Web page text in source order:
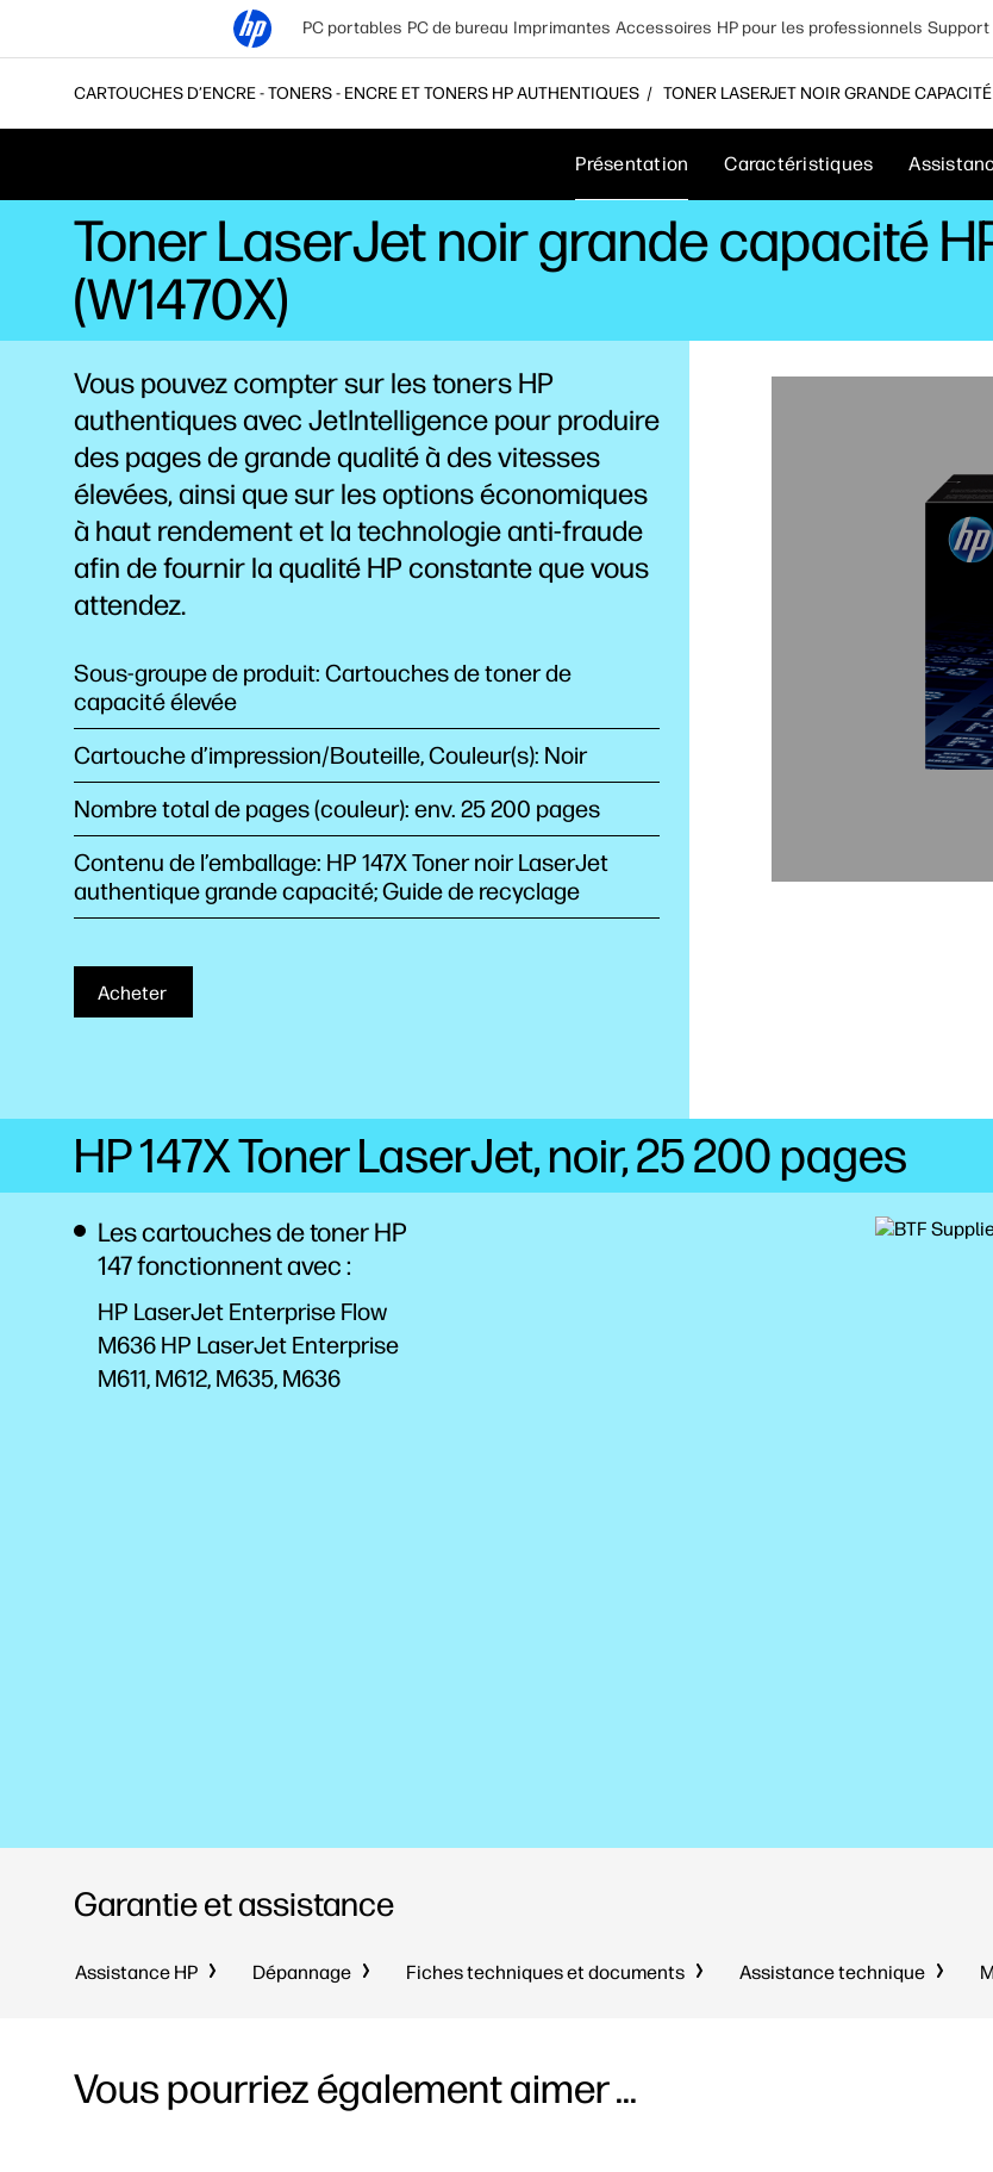
PC portables PC de bureau Imprimantes Accessoires HP pour les professionnels Support
CARTOUCHES D’ENCRE - TONERS - ENCRE ET TONERS HP AUTHENTIQUES TONER LASERJET NOIR GRANDE
Présentation Caractéristiques
Toner LaserJet noir grande capacité
(W1470X)
Vous pouvez compter sur les toners HP
authentiques avec JetIntelligence pour produire
des pages de grande qualité à des vitesses
élevées, ainsi que sur les options économiques
à haut rendementet la technologie anti-fraude
afin de fournir la qualité HP constante que vous
attendez.
Sous-groupe de produit: Cartouches de toner de
capacité élevée
Cartouche d’impression/Bouteille, Couleur(s): Noir
Nombre total de pages (couleur): env. 25 200 pages
Contenu de l’emballage: HP 147X Toner noir LaserJet
authentique grande capacité; Guide de recyclage
Acheter
HP 147X Toner LaserJet, noir, 25 200pages
Les cartouches de toner HP
147 fonctionnent avec :
HP LaserJet Enterprise Flow
M636 HP LaserJet Enterprise
M611, M612, M635, M636
Garantie et assistance
Assistance HP Dépannage Fiches techniques et documents Assistance technique
Vous pourriez également aimer ...